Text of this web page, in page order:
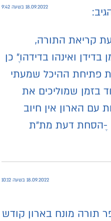
18.09.2022 בשעה 9:42
קריאת התורה,
ואינהו בדידהו״ֶ כן
פתיחת ההיכל שמעתי
בזמן שמוליכים את
הארון אין חיוב
-ֶהסחת דעת מת״ת
18.09.2022 בשעה 10:12
תורה מונח בארון קודש